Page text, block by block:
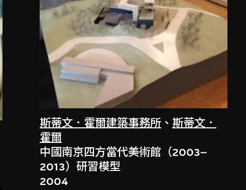
斯蒂文．霍爾建築事務所 、 斯蒂文．
霍爾
中國南京四方當代美術館（2003–
2013）研習模型
2004